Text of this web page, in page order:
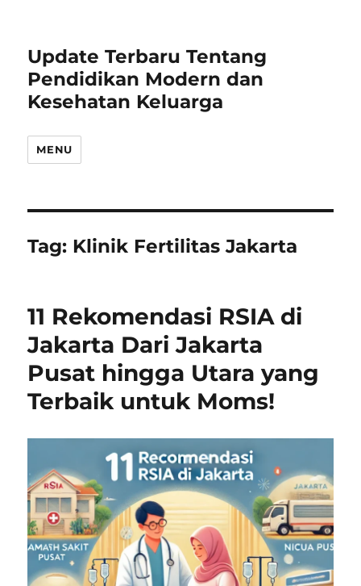
Update Terbaru Tentang
Pendidikan Modern dan
Kesehatan Keluarga
MENU
Tag: Klinik Fertilitas Jakarta
11 Rekomendasi RSIA di
Jakarta Dari Jakarta
Pusat hingga Utara yang
Terbaik untuk Moms!